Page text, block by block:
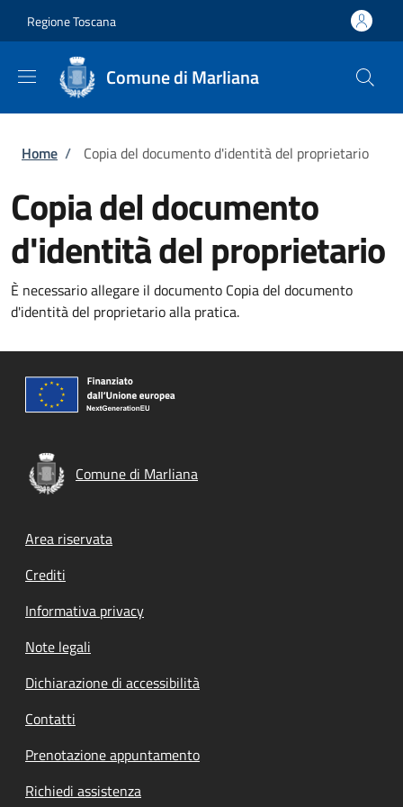
Regione Toscana
Comune di Marliana
Briciole di pane
Home / Copia del documento d'identità del proprietario
Copia del documento
d'identità del proprietario
È necessario allegare il documento Copia del documento
d'identità del proprietario alla pratica.
Comune di Marliana
Footer menu
Area riservata
Crediti
Informativa privacy
Note legali
Dichiarazione di accessibilità
Contatti
Prenotazione appuntamento
Richiedi assistenza